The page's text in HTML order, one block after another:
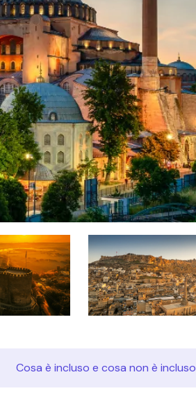
Cosa è incluso e cosa non è incluso